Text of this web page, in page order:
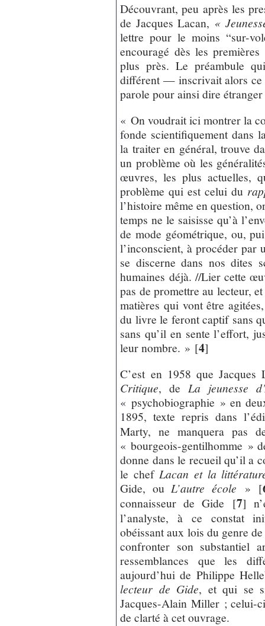
Découvrant, peu après les
de Jacques Lacan, «
lettre pour le moins “sur-
encouragé dès les
plus près. Le préambule
différent — inscrivait alors ce
parole pour ainsi dire
« On voudrait ici montrer la
fonde scientifiquement dans
la traiter en général, trouve
un problème où les
œuvres, les plus actuelles,
problème qui est celui du
l’histoire même en question,
temps ne le saisisse qu’à
de mode géométrique, ou,
l’inconscient, à procéder par
se discerne dans nos dites
humaines déjà. //Lier cette
pas de promettre au lecteur,
matières qui vont être
du livre le feront captif sans
sans qu’il en sente l’effort,
leur nombre. » [4]
C’est en 1958 que
Critique, deLa jeunesse
« psychobiographie » en
1895, texte repris dans
Marty, ne manquera pas
« bourgeois-gentilhomme »
donne dans le recueil qu’il a
le chefLacan et la
Gide, ouL’autre école » [
connaisseur de Gide [7]
l’analyste, à ce constat
obéissant aux lois du genre
confronter son substantiel
ressemblances que les
aujourd’hui de Philippe
lecteur de Gide, et qui se
Jacques-Alain Miller ; celui-
de clarté à cet ouvrage.